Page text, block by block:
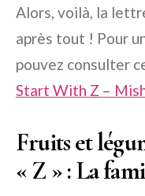
Alors, voilà, la
après tout ! Pour
pouvez consulter
Start With Z –
Fruits et
« Z » : La